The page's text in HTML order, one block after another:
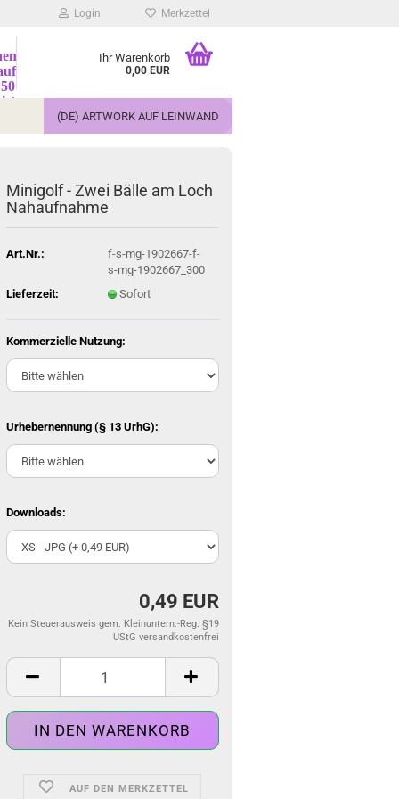
Login Merkzettel
Ihr Warenkorb
0,00 EUR
(DE) ARTWORK AUF LEINWAND
Minigolf - Zwei Bälle am Loch
Nahaufnahme
Art.Nr.:
f-s-mg-1902667-f-
s-mg-1902667_300
Lieferzeit:
Sofort
Kommerzielle Nutzung:
Urhebernennung (§ 13 UrhG):
Downloads:
0,49 EUR
Kein Steuerausweis gem. Kleinuntern.-Reg. §19
UStG versandkostenfrei
AUF DEN MERKZETTEL